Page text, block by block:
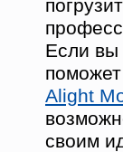
Если вы
Alight
своим